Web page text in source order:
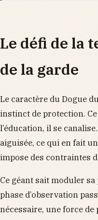
Le défi de la
de la garde
Le caractère du Dogue
instinct de protection.
l’éducation, il se
aiguisée, ce qui en fait
impose des contraintes
Ce géant sait moduler
phase d’observation
nécessaire, une force